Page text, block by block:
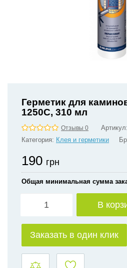
Герметик для
1250С, 310 мл
Отзывы 0 Артикул:
Категория: Клея и герметики
190 грн
Общая минимальная сумма
В
Заказать в один клик